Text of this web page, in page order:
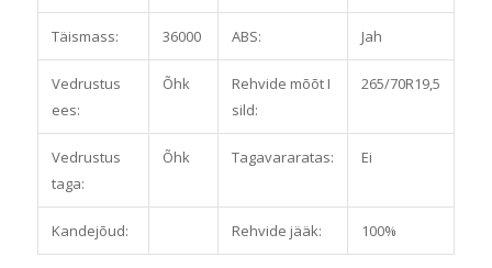
Täismass: 36000 ABS: Jah
Vedrustus
ees:
Õhk
Rehvide mõõt I
sild:
265/70R19,5
Vedrustus
taga:
Õhk Tagavararatas: Ei
Kandejõud: Rehvide jääk: 100%